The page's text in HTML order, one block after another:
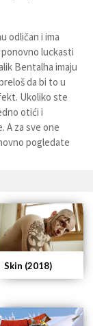
odličan i ima
luckasti
Bentalha imaju
da bi to u
Ukoliko ste
otići i
A za sve one
pogledate
Skin (2018)